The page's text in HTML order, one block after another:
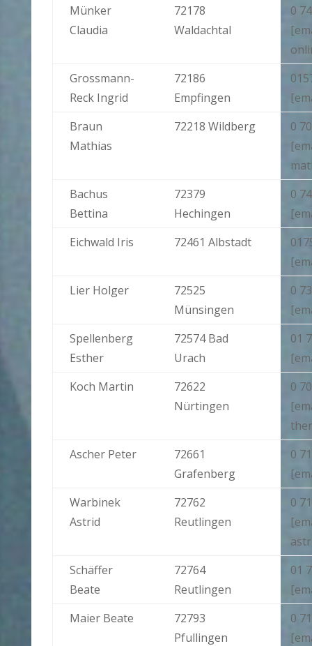
Münker
Claudia
72178
Waldachtal
0
Grossmann-
Reck Ingrid
72186
Empfingen
Braun
Mathias
72218 Wildberg
0
Bachus
Bettina
72379
Hechingen
0
Eichwald Iris
72461 Albstadt
Lier Holger
72525
Münsingen
0
Spellenberg
Esther
72574 Bad
Urach
01
Koch Martin
72622
Nürtingen
0
Ascher Peter
72661
Grafenberg
0
Warbinek
Astrid
72762
Reutlingen
0
Schäffer
Beate
72764
Reutlingen
01
Maier Beate
72793
Pfullingen
0